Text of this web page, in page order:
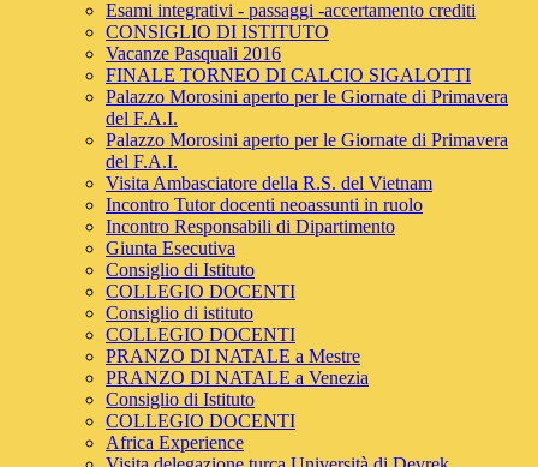
Esami integrativi - passaggi -accertamento crediti
CONSIGLIO DI ISTITUTO
Vacanze Pasquali 2016
FINALE TORNEO DI CALCIO SIGALOTTI
Palazzo Morosini aperto per le Giornate di Primavera
del F.A.I.
Palazzo Morosini aperto per le Giornate di Primavera
del F.A.I.
Visita Ambasciatore della R.S. del Vietnam
Incontro Tutor docenti neoassunti in ruolo
Incontro Responsabili di Dipartimento
Giunta Esecutiva
Consiglio di Istituto
COLLEGIO DOCENTI
Consiglio di istituto
COLLEGIO DOCENTI
PRANZO DI NATALE a Mestre
PRANZO DI NATALE a Venezia
Consiglio di Istituto
COLLEGIO DOCENTI
Africa Experience